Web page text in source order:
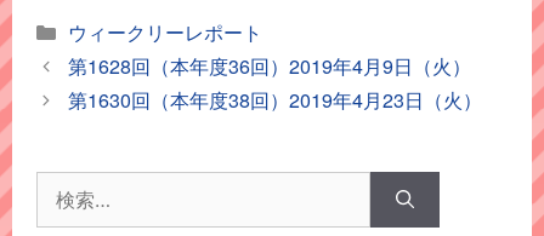
カ
テ
ゴ
リ
ウィークリーレポート
第1628回（本年度36回）2019年4月9日（火）
第1630回（本年度38回）2019年4月23日（火）
索: